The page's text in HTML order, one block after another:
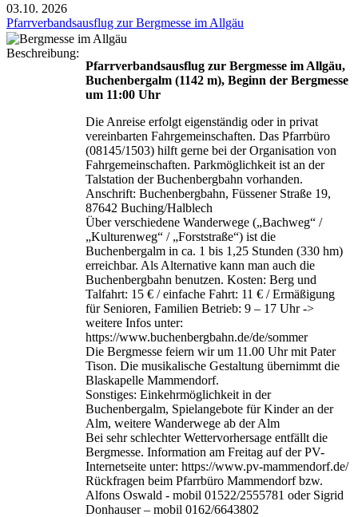
03.10. 2026
Pfarrverbandsausflug zur Bergmesse im Allgäu
Beschreibung:
Pfarrverbandsausflug zur Bergmesse im Allgäu,
Buchenbergalm (1142 m), Beginn der Bergmesse
um 11:00 Uhr
Die Anreise erfolgt eigenständig oder in privat
vereinbarten Fahrgemeinschaften. Das Pfarrbüro
(08145/1503) hilft gerne bei der Organisation von
Fahrgemeinschaften. Parkmöglichkeit ist an der
Talstation der Buchenbergbahn vorhanden.
Anschrift: Buchenbergbahn, Füssener Straße 19,
87642 Buching/Halblech
Über verschiedene Wanderwege („Bachweg“ /
„Kulturenweg“ / „Forststraße“) ist die
Buchenbergalm in ca. 1 bis 1,25 Stunden (330 hm)
erreichbar. Als Alternative kann man auch die
Buchenbergbahn benutzen. Kosten: Berg und
Talfahrt: 15 € / einfache Fahrt: 11 € / Ermäßigung
für Senioren, Familien Betrieb: 9 – 17 Uhr ->
weitere Infos unter:
https://www.buchenbergbahn.de/de/sommer
Die Bergmesse feiern wir um 11.00 Uhr mit Pater
Tison. Die musikalische Gestaltung übernimmt die
Blaskapelle Mammendorf.
Sonstiges: Einkehrmöglichkeit in der
Buchenbergalm, Spielangebote für Kinder an der
Alm, weitere Wanderwege ab der Alm
Bei sehr schlechter Wettervorhersage entfällt die
Bergmesse. Information am Freitag auf der PV-
Internetseite unter: https://www.pv-mammendorf.de/
Rückfragen beim Pfarrbüro Mammendorf bzw.
Alfons Oswald - mobil 01522/2555781 oder Sigrid
Donhauser – mobil 0162/6643802